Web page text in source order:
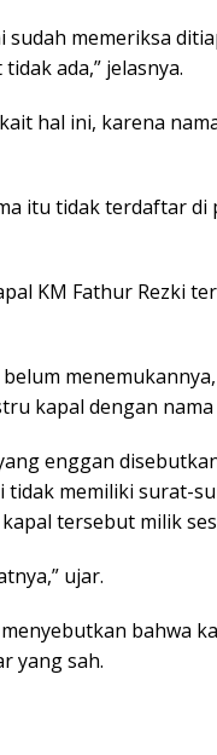
sudah memeriksa
ada,” jelasnya.
hal ini, karena
itu tidak terdaftar di
KM Fathur Rezki
kapal dengan nama
enggan
tidak memiliki surat-
tersebut milik
ujar.
bahwa
yang sah.